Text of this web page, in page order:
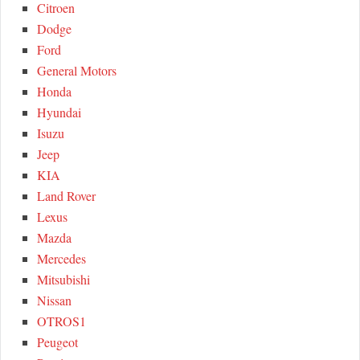
Citroen
Dodge
Ford
General Motors
Honda
Hyundai
Isuzu
Jeep
KIA
Land Rover
Lexus
Mazda
Mercedes
Mitsubishi
Nissan
OTROS1
Peugeot